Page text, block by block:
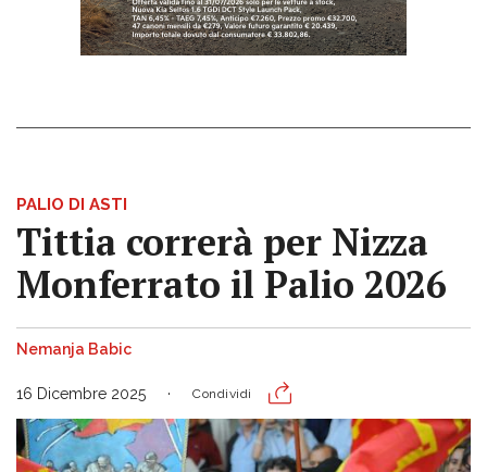
PALIO DI ASTI
Tittia correrà per Nizza
Monferrato il Palio 2026
Nemanja Babic
16 Dicembre 2025 Condividi